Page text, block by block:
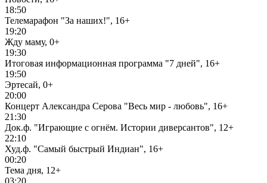
18:50
Телемарафон "За наших!", 16+
19:20
Жду маму, 0+
19:30
Итоговая информационная программа "7 дней", 16+
19:50
Эртесай, 0+
20:00
Концерт Александра Серова "Весь мир - любовь", 16+
21:30
Док.ф. "Играющие с огнём. Истории диверсантов", 12+
22:10
Худ.ф. "Самый быстрый Индиан", 16+
00:20
Тема дня, 12+
03:20